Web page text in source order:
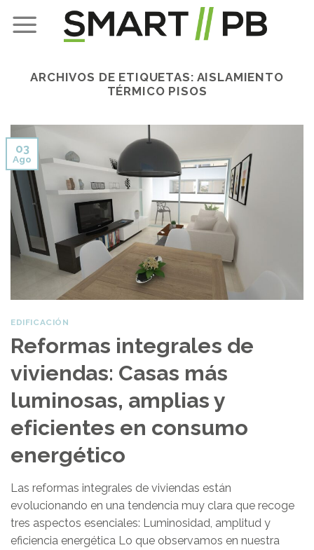
ARCHIVOS DE ETIQUETAS: AISLAMIENTO
TÉRMICO PISOS
03
Ago
EDIFICACIÓN
Reformas integrales de
viviendas: Casas más
luminosas, amplias y
eficientes en consumo
energético
Las reformas integrales de viviendas están
evolucionando en una tendencia muy clara que recoge
tres aspectos esenciales: Luminosidad, amplitud y
eficiencia energética Lo que observamos en nuestra